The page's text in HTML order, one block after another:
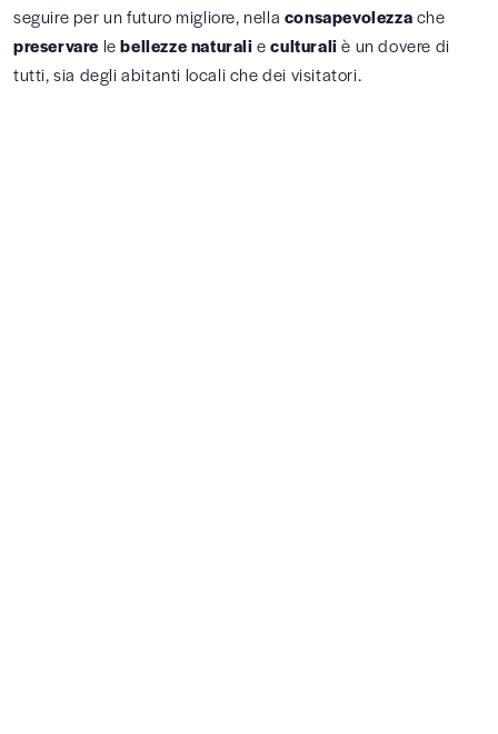
seguire per un futuro migliore, nella consapevolezzache
preservare lebellezze naturalieculturaliè un dovere di
tutti, sia degli abitanti locali che dei visitatori.